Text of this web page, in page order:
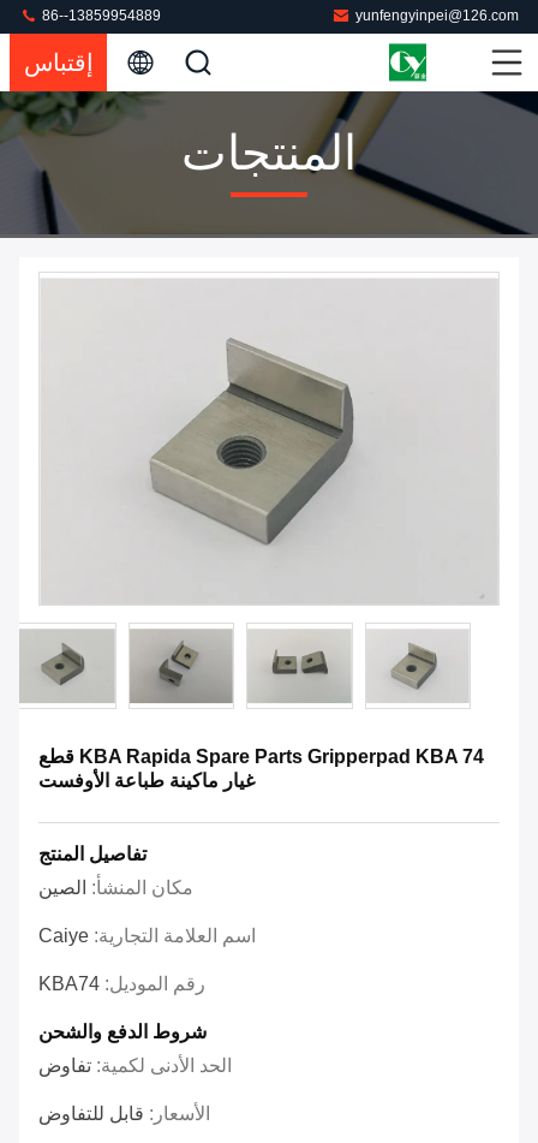
yunfengyinpei@126.com
86--13859954889
إقتباس
المنتجات
KBA Rapida Spare Parts Gripperpad KBA 74 قطع
غيار ماكينة طباعة الأوفست
تفاصيل المنتج
مكان المنشأ: الصين
اسم العلامة التجارية: Caiye
رقم الموديل: KBA74
شروط الدفع والشحن
الحد الأدنى لكمية: تفاوض
الأسعار: قابل للتفاوض